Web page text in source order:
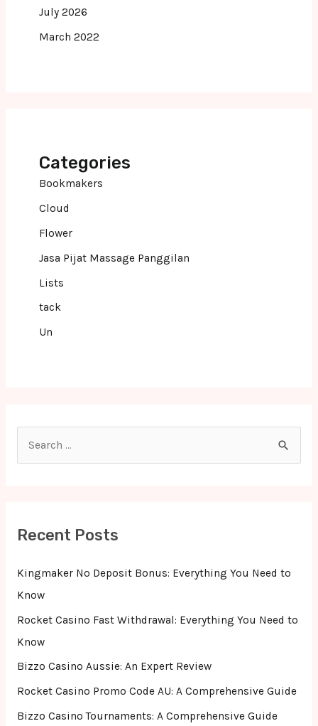
July 2026
March 2022
Categories
Bookmakers
Cloud
Flower
Jasa Pijat Massage Panggilan
Lists
tack
Un
f
o
Recent Posts
Kingmaker No Deposit Bonus: Everything You Need to
Know
Rocket Casino Fast Withdrawal: Everything You Need to
Know
Bizzo Casino Aussie: An Expert Review
Rocket Casino Promo Code AU: A Comprehensive Guide
Bizzo Casino Tournaments: A Comprehensive Guide